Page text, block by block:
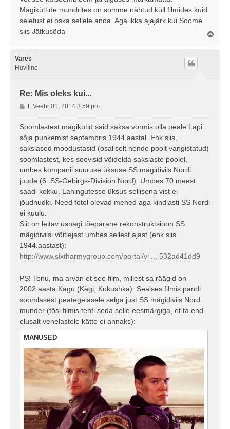
Mägiküttide mundrites on somme nähtud küll filmides kuid
seletust ei oska sellele anda. Aga ikka ajajärk kui Soome
siis Jätkusõda
Vares
Huviline
Re: Mis oleks kui...
P
o
i
t
u
s
L Veebr 01, 2014 3:59 pm
Soomlastest mägikütid said saksa vormis olla peale Lapi
sõja puhkemist septembris 1944.aastal. Ehk siis,
sakslased moodustasid (osaliselt nende poolt vangistatud)
soomlastest, kes soovisid võidelda sakslaste poolel,
umbes kompanii suuruse üksuse SS mägidiviis Nordi
juude (6. SS-Gebirgs-Division Nord). Umbes 70 meest
saadi kokku. Lahingutesse üksus sellisena vist ei
jõudnudki. Need fotol olevad mehed aga kindlasti SS Nordi
ei kuulu.
Siit on leitav üsnagi tõepärane rekonstruktsioon SS
mägidiviisi võitlejast umbes sellest ajast (ehk siis
1944.aastast):
http://www.sixtharmygroup.com/portal/vi ... 532ad41dd9
PS! Tonu, ma arvan et see film, millest sa räägid on
2002.aasta Kägu (Kägi, Kukushka). Sealses filmis pandi
soomlasest peategelasele selga just SS mägidiviis Nord
munder (tõsi filmis tehti seda selle eesmärgiga, et ta end
elusalt venelastele kätte ei annaks):
MANUSED